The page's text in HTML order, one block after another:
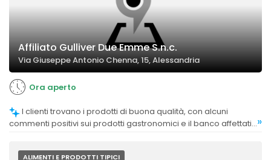
Affiliato Gulliver Due Emme S.n.c.
Via Giuseppe Antonio Chenna, 15, Alessandria
Ora aperto
commenti positivi sui prodotti gastronomici e il banco affettati, »
ALIMENTI E PRODOTTI TIPICI